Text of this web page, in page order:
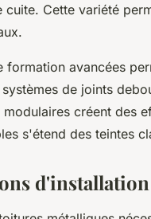
cuite. Cette variété
formation avancées
de joints
créent des
s'étend des teintes
d'installation